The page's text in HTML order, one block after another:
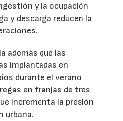
y la ocupación
y descarga reducen la
además que las
implantadas en
durante el verano
en franjas de tres
incrementa la presión
urbana.